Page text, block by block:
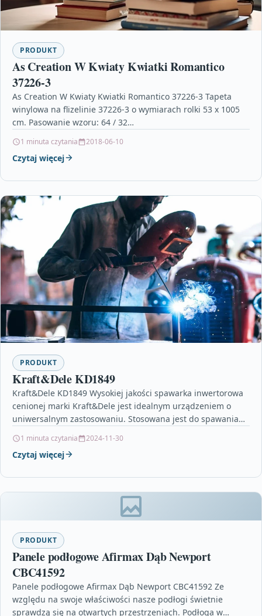
PRODUKT
As Creation W Kwiaty Kwiatki Romantico
37226-3
As Creation W Kwiaty Kwiatki Romantico 37226-3 Tapeta
winylowa na flizelinie 37226-3 o wymiarach rolki 53 x 1005
cm. Pasowanie wzoru: 64 / 32…
1 minuta czytania 2018-06-10
Czytaj więcej
PRODUKT
Kraft&Dele KD1849
Kraft&Dele KD1849 Wysokiej jakości spawarka inwertorowa
cenionej marki Kraft&Dele jest idealnym urządzeniem o
uniwersalnym zastosowaniu. Stosowana jest do spawania
1 minuta czytania 2024-11-30
Czytaj więcej
PRODUKT
Panele podłogowe Afirmax Dąb Newport
CBC41592
Panele podłogowe Afirmax Dąb Newport CBC41592 Ze
względu na swoje właściwości nasze podłogi świetnie
sprawdzą się na otwartych przestrzeniach. Podłoga w